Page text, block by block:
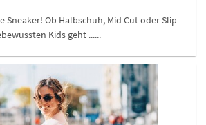
Sneaker! Ob Halbschuh, Mid Cut oder Slip-
Kids geht ......